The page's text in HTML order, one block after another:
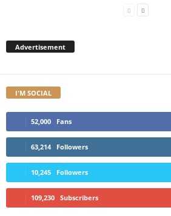
Advertisement
I'M SOCIAL
52,000 Fans
63,214 Followers
10,245 Followers
109,230 Subscribers